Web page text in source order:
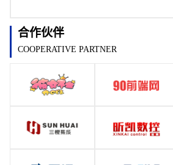
合作伙伴
COOPERATIVE PARTNER